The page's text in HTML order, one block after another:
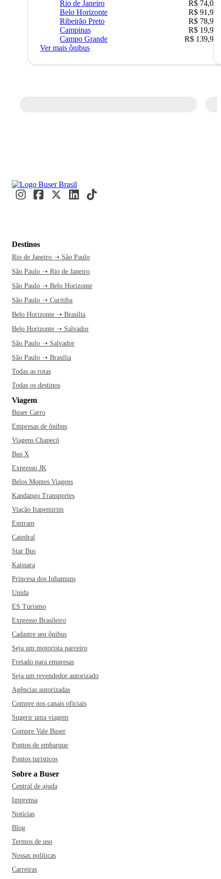
Rio de Janeiro
R$ 74,00
Belo Horizonte
R$ 91,90
Ribeirão Preto
R$ 78,90
Campinas
R$ 19,90
Campo Grande
R$ 139,90
Ver mais ônibus
Destinos
Rio de Janeiro ➝ São Paulo
São Paulo ➝ Rio de Janeiro
São Paulo ➝ Belo Horizonte
São Paulo ➝ Curitiba
Belo Horizonte ➝ Brasília
Belo Horizonte ➝ Salvador
São Paulo ➝ Salvador
São Paulo ➝ Brasília
Todas as rotas
Todas os destinos
Viagem
Buser Carro
Empresas de ônibus
Viagens Chapecó
Bus X
Expresso JK
Belos Montes Viagens
Kandango Transportes
Viação Itapemirim
Emtram
Catedral
Star Bus
Kaissara
Princesa dos Inhamuns
Unida
ES Turismo
Expresso Brasileiro
Cadastre seu ônibus
Seja um motorista parceiro
Fretado para empresas
Seja um revendedor autorizado
Agências autorizadas
Compre nos canais oficiais
Sugerir uma viagem
Compre Vale Buser
Pontos de embarque
Pontos turísticos
Sobre a Buser
Central de ajuda
Imprensa
Notícias
Blog
Termos de uso
Nossas políticas
Carreiras